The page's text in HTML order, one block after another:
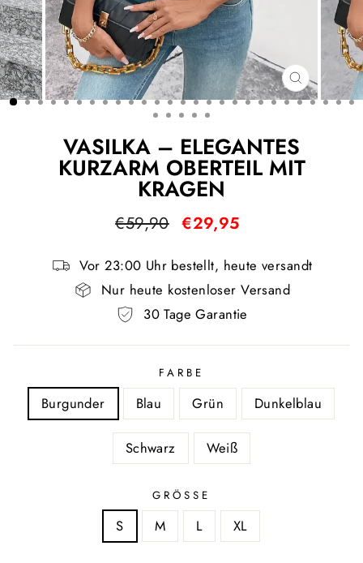
ESC)
VASILKA – ELEGANTES
KURZARM OBERTEIL MIT
KRAGEN
Normaler
€59,90 Sonderpreis
€29,95
Vor 23:00 Uhr bestellt, heute versandt
Nur heute kostenloser Versand
30 Tage Garantie
FARBE
Burgunder Blau Grün Dunkelblau
Schwarz Weiß
GRÖSSE
S M L XL